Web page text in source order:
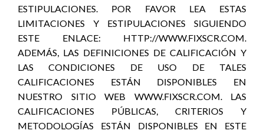
ESTIPULACIONES. POR FAVOR LEA ESTAS
LIMITACIONES Y ESTIPULACIONES SIGUIENDO
ESTE ENLACE: HTTP://WWW.FIXSCR.COM.
ADEMÁS, LAS DEFINICIONES DE CALIFICACIÓN Y
LAS CONDICIONES DE USO DE TALES
CALIFICACIONES ESTÁN DISPONIBLES EN
NUESTRO SITIO WEB WWW.FIXSCR.COM. LAS
CALIFICACIONES PÚBLICAS, CRITERIOS Y
METODOLOGÍAS ESTÁN DISPONIBLES EN ESTE